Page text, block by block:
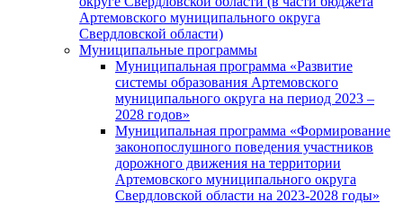
Артемовского муниципального округа
Свердловской области)
Муниципальные программы
Муниципальная программа «Развитие
системы образования Артемовского
муниципального округа на период 2023 –
2028 годов»
Муниципальная программа «Формирование
законопослушного поведения участников
дорожного движения на территории
Артемовского муниципального округа
Свердловской области на 2023-2028 годы»